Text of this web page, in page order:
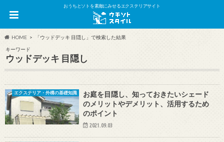
おうちとソトを素敵にみせるエクステリアサイト
HOME
「ウッドデッキ 目隠し」で検索した結果
キーワード
ウッドデッキ 目隠し
エクステリア・外構の基礎知識
お庭を目隠し、知っておきたいシェード
のメリットやデメリット、活用するため
のポイント
2021.09.03